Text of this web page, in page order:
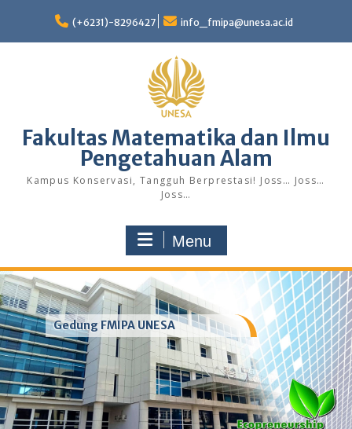
content
(+6231)-8296427 info_fmipa@unesa.ac.id
Fakultas Matematika dan Ilmu
Pengetahuan Alam
Kampus Konservasi, Tangguh Berprestasi! Joss… Joss…
Joss…
Menu
Gedung FMIPA UNESA